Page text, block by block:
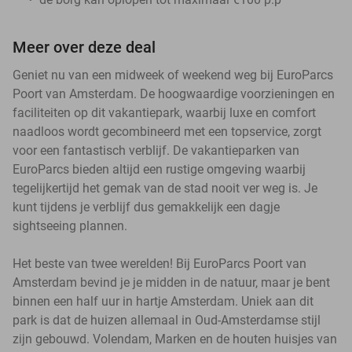
Meer over deze deal
Geniet nu van een midweek of weekend weg bij EuroParcs
Poort van Amsterdam. De hoogwaardige voorzieningen en
faciliteiten op dit vakantiepark, waarbij luxe en comfort
naadloos wordt gecombineerd met een topservice, zorgt
voor een fantastisch verblijf. De vakantieparken van
EuroParcs bieden altijd een rustige omgeving waarbij
tegelijkertijd het gemak van de stad nooit ver weg is. Je
kunt tijdens je verblijf dus gemakkelijk een dagje
sightseeing plannen.
Het beste van twee werelden! Bij EuroParcs Poort van
Amsterdam bevind je je midden in de natuur, maar je bent
binnen een half uur in hartje Amsterdam. Uniek aan dit
park is dat de huizen allemaal in Oud-Amsterdamse stijl
zijn gebouwd. Volendam, Marken en de houten huisjes van